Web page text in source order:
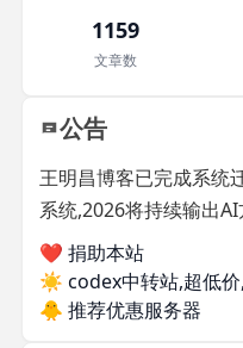
1159
文章数
公告
王明昌博客已完成系统
系统,2026将持续输出
❤️ 捐助本站
☀️ codex中转站,超低
🐥 推荐优惠服务器